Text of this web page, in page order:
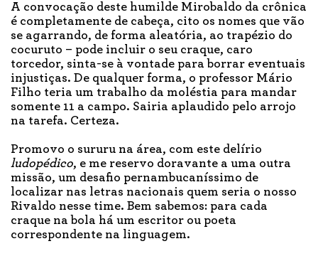
A convocação deste humilde Mirobaldo da crônica
é completamente de cabeça, cito os nomes que vão
se agarrando, de forma aleatória, ao trapézio do
cocuruto – pode incluir o seu craque, caro
torcedor, sinta-se à vontade para borrar eventuais
injustiças. De qualquer forma, o professor Mário
Filho teria um trabalho da moléstia para mandar
somente 11 a campo. Sairia aplaudido pelo arrojo
na tarefa. Certeza.
Promovo o sururu na área, com este delírio
ludopédico, e me reservo doravante a uma outra
missão, um desafio pernambucaníssimo de
localizar nas letras nacionais quem seria o nosso
Rivaldo nesse time. Bem sabemos: para cada
craque na bola há um escritor ou poeta
correspondente na linguagem.